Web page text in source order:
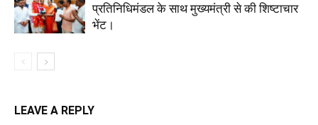
प्रतिनिधिमंडल के साथ मुख्यमंत्री से की शिष्टाचार
भेंट।
LEAVE A REPLY